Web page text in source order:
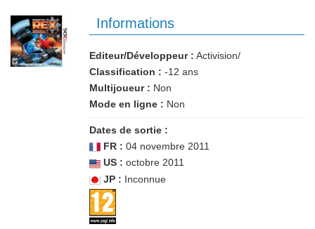
Informations
Editeur/Développeur : Activision/
Classification : -12 ans
Multijoueur : Non
Mode en ligne : Non
Dates de sortie :
FR : 04 novembre 2011
US : octobre 2011
JP : Inconnue